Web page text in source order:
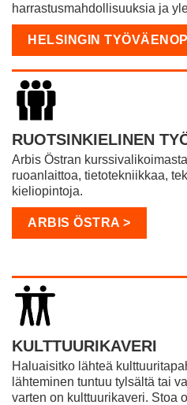
harrastusmahdollisuuksia ja
HELSINGIN
RUOTSINKIELINEN
Arbis Östran
ruoanlaittoa, tietotekniikkaa,
kieliopintoja.
ARBIS ÖSTRA >
KULTTUURIKAVERI
Haluaisitko lähteä
lähteminen tuntuu tylsältä tai
varten on kulttuurikaveri. Stoa